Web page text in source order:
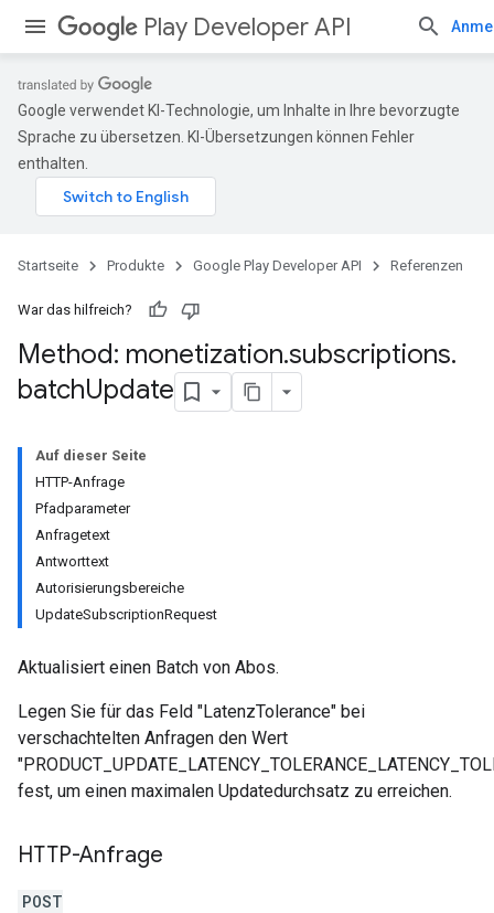
Play Developer API
Google verwendet KI-Technologie, um Inhalte in Ihre bevorzugte
Sprache zu übersetzen. KI-Übersetzungen können Fehler
enthalten.
Startseite Produkte Google Play Developer API Referenzen
War das hilfreich?
Method: monetization.subscriptions.
batchUpdate
Auf dieser Seite
HTTP-Anfrage
Pfadparameter
Anfragetext
Antworttext
Autorisierungsbereiche
UpdateSubscriptionRequest
Aktualisiert einen Batch von Abos.
Legen Sie für das Feld "LatenzTolerance" bei
verschachtelten Anfragen den Wert
fest, um einen maximalen Updatedurchsatz zu erreichen.
HTTP-Anfrage
POST